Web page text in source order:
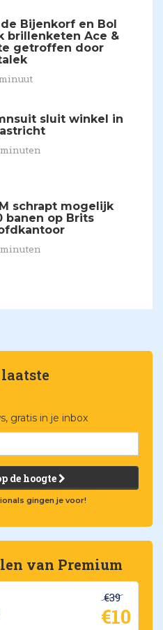
de Bijenkorf en Bol
brillenketen Ace &
getroffen door
sluit winkel in
schrapt mogelijk
banen op Brits
gratis in je inbox
de hoogte
gingen je voor!
van Premium
€39
€10